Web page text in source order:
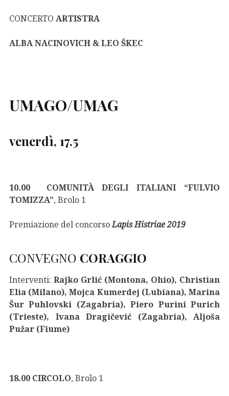
CONCERTO ARTISTRA
ALBA NACINOVICH & LEO ŠKEC
UMAGO/UMAG
venerdì, 17.5
10.00 COMUNITÀ DEGLI ITALIANI “FULVIO
TOMIZZA”, Brolo 1
Premiazione del concorsoLapis Histriae 2019
CONVEGNO CORAGGIO
Interventi: Rajko Grlić (Montona, Ohio), Christian
Elia (Milano), Mojca Kumerdej (Lubiana), Marina
Šur Puhlovski (Zagabria), Piero Purini Purich
(Trieste), Ivana Dragičević (Zagabria), Aljoša
Pužar (Fiume)
18.00 CIRCOLO, Brolo 1